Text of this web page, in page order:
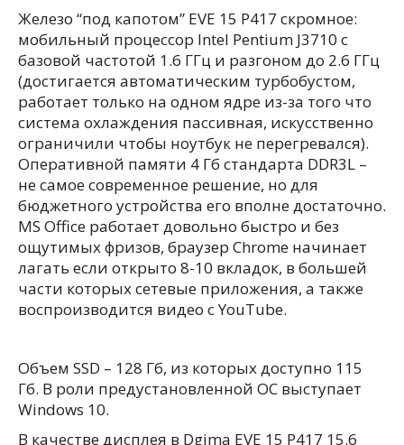
Железо “под капотом” EVE 15 P417 скромное:
мобильный процессор Intel Pentium J3710 с
базовой частотой 1.6 ГГц и разгоном до 2.6 ГГц
(достигается автоматическим турбобустом,
работает только на одном ядре из-за того что
система охлаждения пассивная, искусственно
ограничили чтобы ноутбук не перегревался).
Оперативной памяти 4 Гб стандарта DDR3L –
не самое современное решение, но для
бюджетного устройства его вполне достаточно.
MS Office работает довольно быстро и без
ощутимых фризов, браузер Chrome начинает
лагать если открыто 8-10 вкладок, в большей
части которых сетевые приложения, а также
воспроизводится видео с YouTube.
Объем SSD – 128 Гб, из которых доступно 115
Гб. В роли предустановленной ОС выступает
Windows 10.
В качестве дисплея в Dgima EVE 15 P417 15.6